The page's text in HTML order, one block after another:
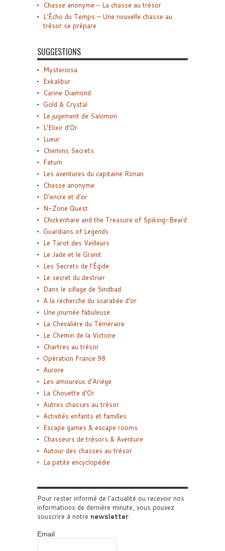
Chasse anonyme – La chasse au trésor
L’Écho du Temps – Une nouvelle chasse au
trésor se prépare
SUGGESTIONS
Mysteriosa
Exkalibur
Carine Diamond
Gold & Crystal
Le jugement de Salomon
L’Elixir d’Or
Lueur
Chemins Secrets
Fatum
Les aventures du capitaine Ronan
Chasse anonyme
D’encre et d’or
N-Zone Quest
Chickenhare and the Treasure of Spiking-Beard
Guardians of Legends
Le Tarot des Veilleurs
Le Jade et le Granit
Les Secrets de l’Égide
Le secret du destrier
Dans le sillage de Sindbad
A la recherche du scarabée d’or
Une journée fabuleuse
La Chevalière du Téméraire
Le Chemin de la Victoire
Chartres au trésor
Opération France 98
Aurore
Les amoureux d’Ariège
La Chouette d’Or
Autres chasses au trésor
Activités enfants et familles
Escape games & escape rooms
Chasseurs de trésors & Aventure
Autour des chasses au trésor
La petite encyclopédie
Pour rester informé de l'actualité ou recevoir nos
informations de dernière minute, vous pouvez
souscrire à notre newsletter.
Email